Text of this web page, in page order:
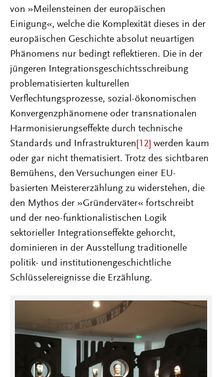
von »Meilensteinen der europäischen
Einigung«, welche die Komplexität dieses in der
europäischen Geschichte absolut neuartigen
Phänomens nur bedingt reflektieren. Die in der
jüngeren Integrationsgeschichtsschreibung
problematisierten kulturellen
Verflechtungsprozesse, sozial-ökonomischen
Konvergenzphänomene oder transnationalen
Harmonisierungseffekte durch technische
Standards und Infrastrukturen [12] werden kaum
oder gar nicht thematisiert. Trotz des sichtbaren
Bemühens, den Versuchungen einer EU-
basierten Meistererzählung zu widerstehen, die
den Mythos der »Gründerväter« fortschreibt
und der neo-funktionalistischen Logik
sektorieller Integrationseffekte gehorcht,
dominieren in der Ausstellung traditionelle
politik- und institutionengeschichtliche
Schlüsselereignisse die Erzählung.